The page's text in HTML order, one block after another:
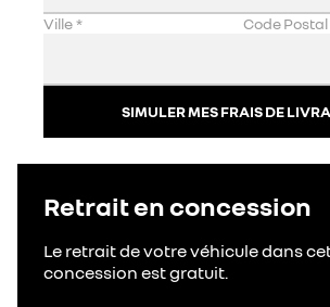
Ville* Code Postal
SIMULER MES FRAIS DE
Retrait en concession
Le retrait de votre véhicule dans
concession est gratuit.